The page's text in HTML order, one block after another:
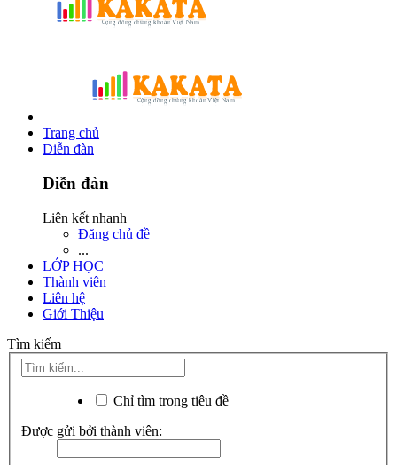
Trang chủ
Diễn đàn
Diễn đàn
Liên kết nhanh
Đăng chủ đề
...
LỚP HỌC
Thành viên
Liên hệ
Giới Thiệu
Tìm kiếm
Chỉ tìm trong tiêu đề
Được gửi bởi thành viên: